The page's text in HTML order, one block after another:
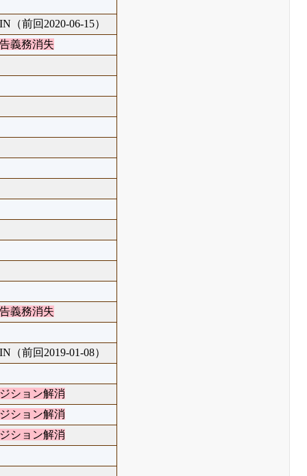
（前回2020-06-15）
義務消失
義務消失
（前回2019-01-08）
ション解消
ション解消
ション解消